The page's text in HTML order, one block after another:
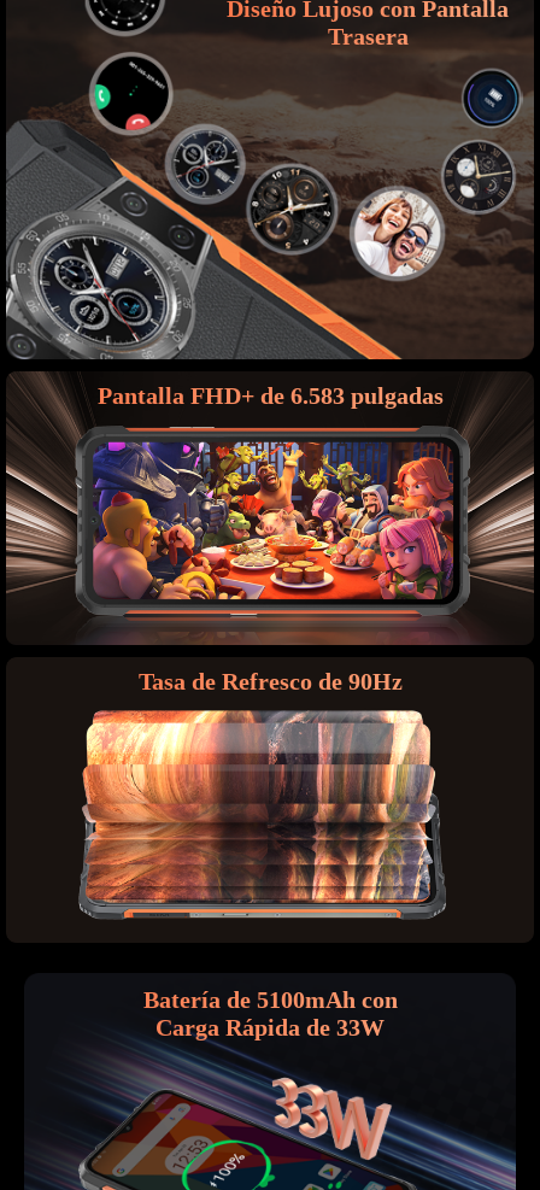
Diseño Lujoso con Pantalla
Trasera
Pantalla FHD+ de 6.583 pulgadas
Tasa de Refresco de 90Hz
Batería de 5100mAh con
Carga Rápida de 33W